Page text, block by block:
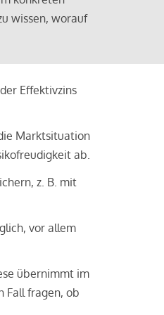
wissen, worauf
Effektivzins
Marktsituation
ab.
z. B. mit
vor allem
übernimmt im
Fall fragen, ob